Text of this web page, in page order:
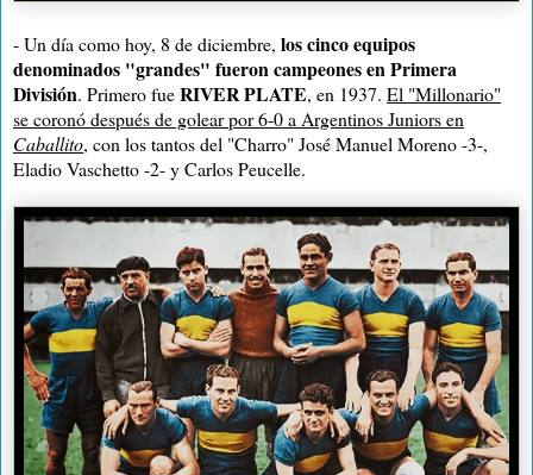
- Un día como hoy, 8 de diciembre, los cinco equipos
denominados "grandes" fueron campeones en Primera
División. Primero fueRIVER PLATE, en 1937. El "Millonario"
se coronó después de golear por 6-0 a Argentinos Juniors en
Caballito, con los tantos del "Charro" José Manuel Moreno -3-,
Eladio Vaschetto -2- y Carlos Peucelle.